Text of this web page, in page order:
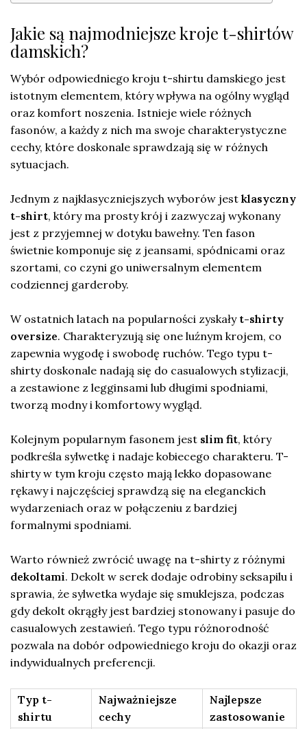
Jakie są najmodniejsze kroje t-shirtów
damskich?
Wybór odpowiedniego kroju t-shirtu damskiego jest
istotnym elementem, który wpływa na ogólny wygląd
oraz komfort noszenia. Istnieje wiele różnych
fasonów, a każdy z nich ma swoje charakterystyczne
cechy, które doskonale sprawdzają się w różnych
sytuacjach.
Jednym z najklasyczniejszych wyborów jest klasyczny
t-shirt, który ma prosty krój i zazwyczaj wykonany
jest z przyjemnej w dotyku bawełny. Ten fason
świetnie komponuje się z jeansami, spódnicami oraz
szortami, co czyni go uniwersalnym elementem
codziennej garderoby.
W ostatnich latach na popularności zyskały t-shirty
oversize. Charakteryzują się one luźnym krojem, co
zapewnia wygodę i swobodę ruchów. Tego typu t-
shirty doskonale nadają się do casualowych stylizacji,
a zestawione z legginsami lub długimi spodniami,
tworzą modny i komfortowy wygląd.
Kolejnym popularnym fasonem jest slim fit, który
podkreśla sylwetkę i nadaje kobiecego charakteru. T-
shirty w tym kroju często mają lekko dopasowane
rękawy i najczęściej sprawdzą się na eleganckich
wydarzeniach oraz w połączeniu z bardziej
formalnymi spodniami.
Warto również zwrócić uwagę na t-shirty z różnymi
dekoltami. Dekolt w serek dodaje odrobiny seksapilu i
sprawia, że sylwetka wydaje się smuklejsza, podczas
gdy dekolt okrągły jest bardziej stonowany i pasuje do
casualowych zestawień. Tego typu różnorodność
pozwala na dobór odpowiedniego kroju do okazji oraz
indywidualnych preferencji.
Typ t-
shirtu
Najważniejsze
cechy
Najlepsze
zastosowanie